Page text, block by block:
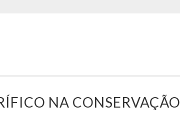
NA CONSERVAÇÃO